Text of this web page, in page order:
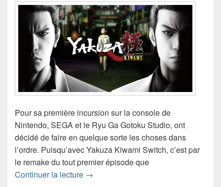
Pour sa première incursion sur la console de
Nintendo, SEGA et le Ryu Ga Gotoku Studio, ont
décidé de faire en quelque sorte les choses dans
l’ordre. Puisqu’avec Yakuza Kiwami Switch, c’est par
le remake du tout premier épisode que
Continuer la lecture Chronique jeu vidéo Yakuza Kiwami
→